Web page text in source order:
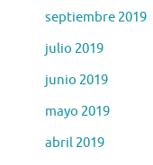
septiembre 2019
julio 2019
junio 2019
mayo 2019
abril 2019